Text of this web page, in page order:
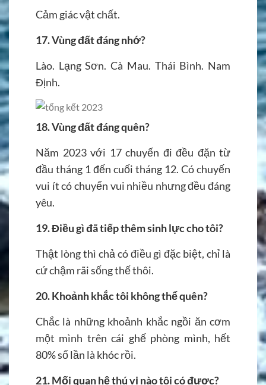
Cảm giác vật chất.
17.Vùng đất đáng nhớ?
Lào. Lạng Sơn. Cà Mau. Thái Bình. Nam
Định.
18. Vùng đất đáng quên?
Năm 2023 với 17 chuyến đi đều đặn từ
đầu tháng 1 đến cuối tháng 12. Có chuyến
vui ít có chuyến vui nhiều nhưng đều đáng
yêu.
19. Điều gì đã tiếp thêm sinh lực cho tôi?
Thật lòng thì chả có điều gì đặc biệt, chỉ là
cứ chậm rãi sống thế thôi.
20. Khoảnh khắc tôi không thể quên?
Chắc là những khoảnh khắc ngồi ăn cơm
một mình trên cái ghế phòng mình, hết
80% số lần là khóc rồi.
21. Mối quan hệ thú vị nào tôi có được?